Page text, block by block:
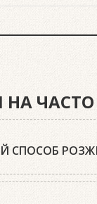
НА
СПОСОБ